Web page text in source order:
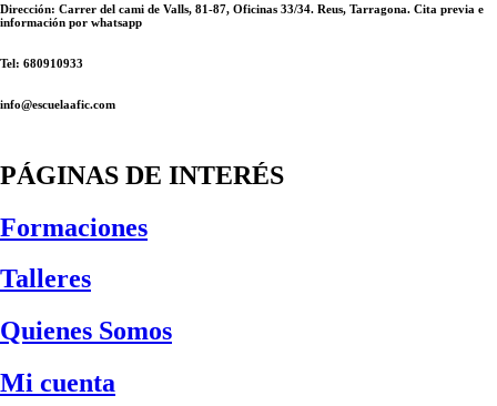
Dirección: Carrer del cami de Valls, 81-87, Oficinas 33/34. Reus, Tarragona. Cita previa e
información por whatsapp
Tel: 680910933
info@escuelaafic.com
PÁGINAS DE INTERÉS
Formaciones
Talleres
Quienes Somos
Mi cuenta